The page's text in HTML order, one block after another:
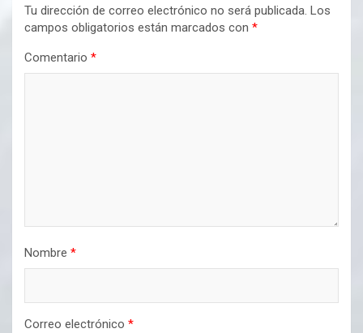
Tu dirección de correo electrónico no será publicada. Los
campos obligatorios están marcados con *
Comentario *
Nombre *
Correo electrónico *